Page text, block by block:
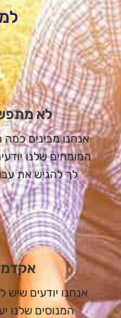
לא
אנחנו מבינים
המומחים שלנו
לך להגיש את
אנחנו יודעים שיש
המנוסים שלנו